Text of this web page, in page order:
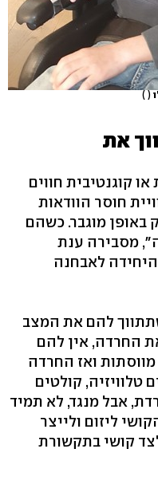
( )
את
קוגנטיבית חווים
חוסר הוודאות
באופן מוגבר. כשהם
מסבירה ענת
לאבחנה
להם את המצב
החרדה, אין להם
ואז החרדה
טלוויזיה, קולטים
אבל מנגד, לא תמיד
ליזום ולייצר
קושי בתקשורת